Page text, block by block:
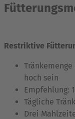
Restriktive
hoch sein
Empfehlung:
Tägliche
Drei